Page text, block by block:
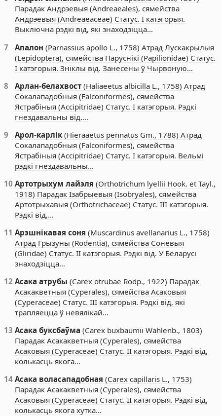
Парадак Андрэевыя (Andreaeales), сямейства
Андрэевыя (Andreaeaceae) Статус. I катэгорыя.
Выключна рэдкі від, які знаходзіцца…
7
Апалон (Parnassius apollo L., 1758) Атрад Лускакрылыя
(Lepidoptera), сямейства Паруснікі (Papilionidae) Статус.
I катэгорыя. Зніклы від. Занесены ў Чырвоную…
8
Арлан-белахвост (Haliaeetus albicilla L., 1758) Атрад
Сокалападобныя (Falconiformes), сямейства
Ястрабіныя (Accipitridae) Статус. I катэгорыя. Рэдкі
гнездавальны від.…
9
Арол-карлік (Hieraaetus pennatus Gm., 1788) Атрад
Сокалападобныя (Falconiformes), сямейства
Ястрабіныя (Accipitridae) Статус. I катэгорыя. Вельмі
рэдкі гнездавальны…
10 Артотрыхум лайэля (Orthotrichum lyellii Hook. et Tayl.,
1918) Парадак Ізабрыевыя (Isobryales), сямейства
Артотрыхавыя (Orthotrichaceae) Статус. III катэгорыя.
Рэдкі від,…
11 Арэшнікавая соня (Muscardinus avellanarius L., 1758)
Атрад Грызуны (Rodentia), сямейства Соневыя
(Gliridae) Статус. II катэгорыя. Рэдкі від. У Беларусі
знаходзіцца…
12 Асака атрубы (Carex otrubae Rodp., 1922) Парадак
Асакакветныя (Cyperales), сямейства Асаковыя
(Cyperaceae) Статус. III катэгорыя. Рэдкі від, які
трапляецца ў невялікай…
13 Асака буксбаўма (Carex buxbaumii Wahlenb., 1803)
Парадак Асакакветныя (Cyperales), сямейства
Асаковыя (Cyperaceae) Статус. II катэгорыя. Рэдкі від,
колькасць якога…
14 Асака воласападобная (Carex capillaris L., 1753)
Парадак Асакакветныя (Cyperales), сямейства
Асаковыя (Cyperaceae) Статус. II катэгорыя. Рэдкі від,
колькасць якога хутка…